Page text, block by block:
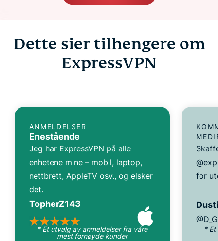
Dette sier tilhengere om
ExpressVPN
ANMELDELSER
Enestående
Jeg har ExpressVPN på alle
enhetene mine – mobil, laptop,
nettbrett, AppleTV osv., og elsker
det.
TopherZ143
* Et utvalg av anmeldelser fra våre
mest fornøyde kunder
for
* Et